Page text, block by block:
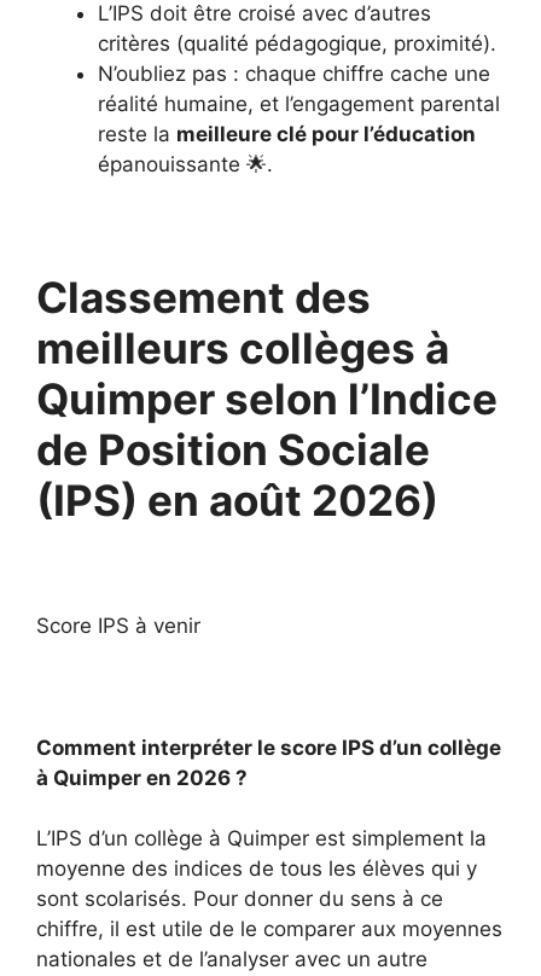
L’IPS doit être croisé avec d’autres
critères (qualité pédagogique, proximité).
N’oubliez pas : chaque chiffre cache une
réalité humaine, et l’engagement parental
reste la meilleure clé pour l’éducation
épanouissante 🌟.
Classement des
meilleurs collèges à
Quimper selon l’Indice
de Position Sociale
(IPS) en août 2026)
Score IPS à venir
Comment interpréter le score IPS d’un collège
à Quimper en 2026 ?
L’IPS d’un collège à Quimper est simplement la
moyenne des indices de tous les élèves qui y
sont scolarisés. Pour donner du sens à ce
chiffre, il est utile de le comparer aux moyennes
nationales et de l’analyser avec un autre